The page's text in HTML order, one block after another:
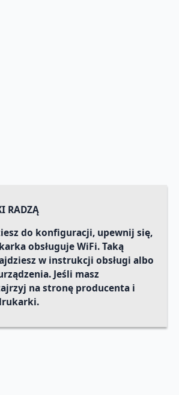
RADZĄ
do konfiguracji, upewnij się,
obsługuje WiFi. Taką
w instrukcji obsługi albo
Jeśli masz
na stronę producenta i